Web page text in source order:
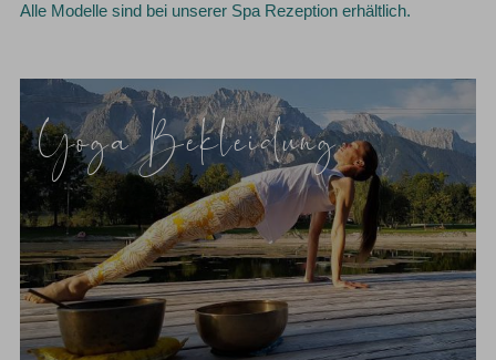
Alle Modelle sind bei unserer Spa Rezeption erhältlich.
Yoga Bekleidung